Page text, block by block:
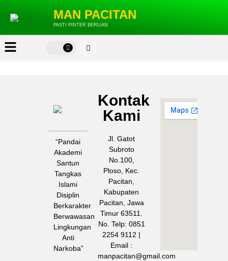
MAN PACITAN
PASTI PINTER BERLIAN
MAN
PACITAN
“Pandai
Akademi
Santun
Tangkas
Islami
Disiplin
Berkarakter
Berwawasan
Lingkungan
Anti
Narkoba”
Kontak
Kami
Jl. Gatot
Subroto
No.100,
Ploso, Kec.
Pacitan,
Kabupaten
Pacitan, Jawa
Timur 63511.
No. Telp: 0851
2254 9112 |
Email :
manpacitan@gmail.com